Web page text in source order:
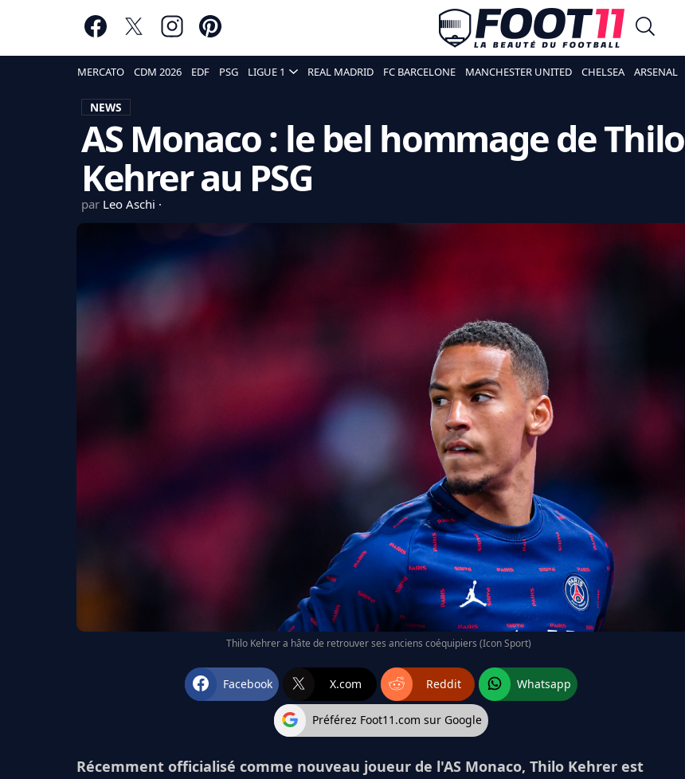
MERCATO CDM 2026 EDF PSG LIGUE 1 REAL MADRID FC BARCELONE MANCHESTER UNITED CHELSEA ARSENAL
NEWS
AS Monaco : le bel hommage de Thilo
Kehrer au PSG
par Leo Aschi
Thilo Kehrer a hâte de retrouver ses anciens coéquipiers (Icon Sport)
Facebook X.com Reddit Whatsapp
Préférez Foot11.com sur Google
Récemment officialisé comme nouveau joueur de l'AS Monaco, Thilo Kehrer est